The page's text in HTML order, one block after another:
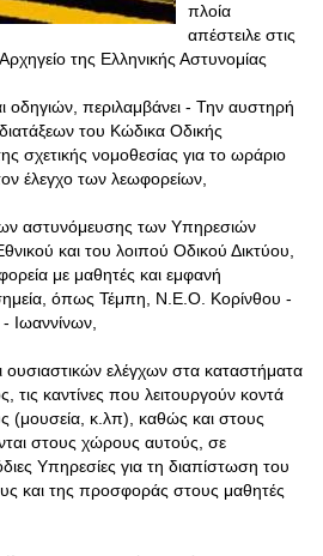
πλοία
απέστειλε στις
της Ελληνικής Αστυνομίας
οδηγιών, περιλαμβάνει - Την αυστηρή
του Κώδικα Οδικής
σχετικής νομοθεσίας για το ωράριο
έλεγχο των λεωφορείων,
αστυνόμευσης των Υπηρεσιών
και του λοιπού Οδικού Δικτύου,
με μαθητές και εμφανή
όπως Τέμπη, Ν.Ε.Ο. Κορίνθου -
Ιωαννίνων,
ουσιαστικών ελέγχων στα καταστήματα
τις καντίνες που λειτουργούν κοντά
(μουσεία, κ.λπ), καθώς και στους
στους χώρους αυτούς, σε
Υπηρεσίες για τη διαπίστωση του
και της προσφοράς στους μαθητές